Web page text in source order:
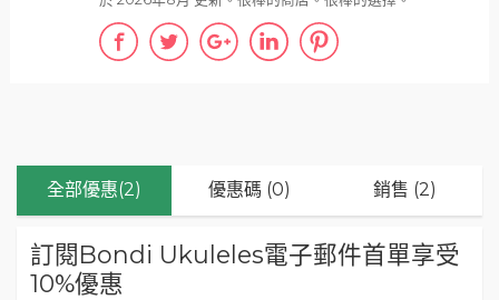
全部優惠(2) 優惠碼 (0) 銷售 (2)
訂閱Bondi Ukuleles電子郵件首單享受
10%優惠